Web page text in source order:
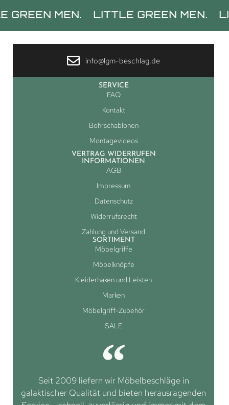
MEN. LITTLE GREEN MEN. LITTLE
info@lgm-beschlag.de
SERVICE
FAQ
Kontakt
Bohrschablonen
Montagevideos
VERTRAG WIDERRUFEN
INFORMATIONEN
AGB
Impressum
Datenschutz
Widerrufsrecht
Zahlung und Versand
SORTIMENT
Möbelgriffe
Möbelknöpfe
Kleiderhaken und Leisten
Marken
Möbelgriff-Zubehör
SALE
Seit 2009 liefern wir Möbelbeschläge in
galaktischer Qualität und bieten herausragenden